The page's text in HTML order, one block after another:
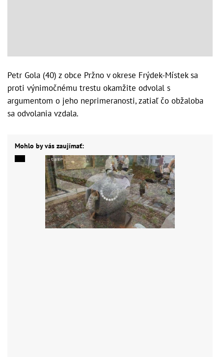
Petr Gola (40) z obce Pržno v okrese Frýdek-Místek sa
proti výnimočnému trestu okamžite odvolal s
argumentom o jeho neprimeranosti, zatiaľ čo obžaloba
sa odvolania vzdala.
Mohlo by vás zaujímať: